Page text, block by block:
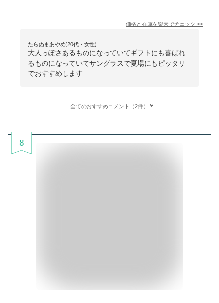
価格と在庫を楽天でチェック >>
たらぬまあやめ(20代・女性)
大人っぽさあるものになっていてギフトにも喜ばれ
るものになっていてサングラスで夏場にもピッタリ
でおすすめします
全てのおすすめコメント（2件）
8